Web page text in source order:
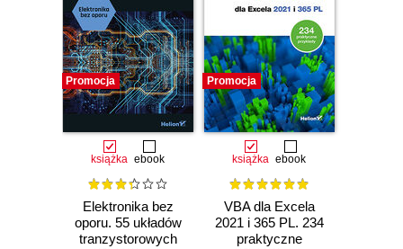
Promocja
książka ebook
Elektronika bez
oporu. 55 układów
tranzystorowych
Promocja
książka ebook
VBA dla Excela
2021 i 365 PL. 234
praktyczne